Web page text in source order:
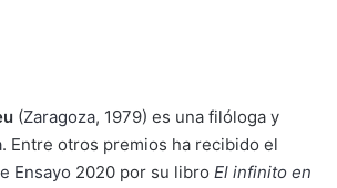
(Zaragoza, 1979) es una filóloga y
. Entre otros premios ha recibido el
Ensayo 2020 por su libro El infinito en